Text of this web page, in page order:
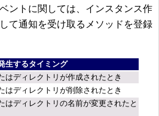
ントに関しては、インスタンス作
て通知を受け取るメソッドを登録
生するタイミング
はディレクトリが作成されたとき
はディレクトリが削除されたとき
はディレクトリの名前が変更されたと